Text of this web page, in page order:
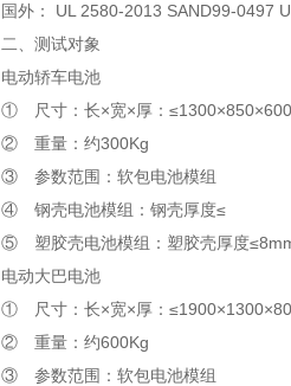
国外： UL 2580-2013 SAND99-0497
二、测试对象
电动轿车电池
① 尺寸：长×宽×厚：≤1300×850×600
② 重量：约300Kg
③ 参数范围：软包电池模组
④ 钢壳电池模组：钢壳厚度≤
⑤ 塑胶壳电池模组：塑胶壳厚度
电动大巴电池
① 尺寸：长×宽×厚：
② 重量：约600Kg
③ 参数范围：软包电池模组